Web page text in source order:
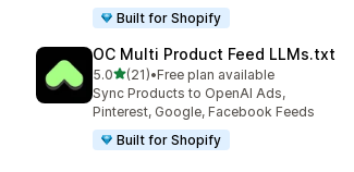
Built for Shopify
OC Multi Product Feed LLMs.txt
5.0เต็ม 5 ดาว
(21)
ทั้งหมด 21 รีวิว
•Free plan available
Sync Products to OpenAI Ads,
Pinterest, Google, Facebook Feeds
Built for Shopify